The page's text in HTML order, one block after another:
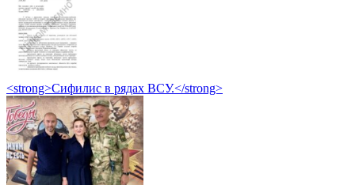
<strong>Сифилис в рядах ВСУ.</strong>